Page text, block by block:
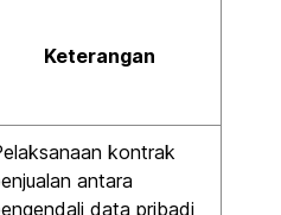
Keterangan
kontrak
antara
data pribadi